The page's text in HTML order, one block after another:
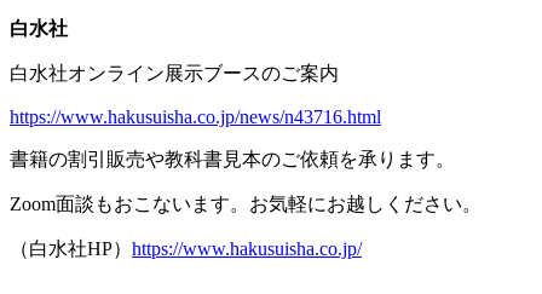
白水社
白水社オンライン展示ブースのご案内
https://www.hakusuisha.co.jp/news/n43716.html
書籍の割引販売や教科書見本のご依頼を承ります。
Zoom面談もおこないます。お気軽にお越しください。
（白水社HP） https://www.hakusuisha.co.jp/